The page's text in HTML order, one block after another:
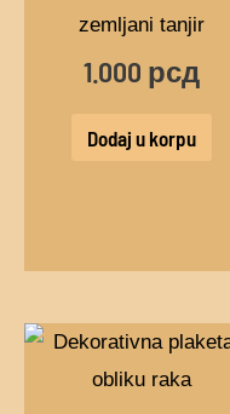
zemljani tanjir
1.000 рсд
Dodaj u korpu